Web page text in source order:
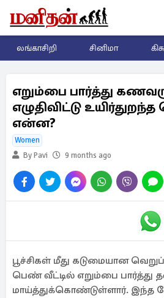
லங்காசிறி சினிமா
எறும்பை பார்த்து
எழுதிவிட்டு
என்ன?
Women
By Pavi
9 months ago
பூச்சிகள் மீது கடுமையான
பெண் வீட்டில் எறும்பை பார்த்து
மாய்த்துக்கொண்டுள்ளார். இந்த